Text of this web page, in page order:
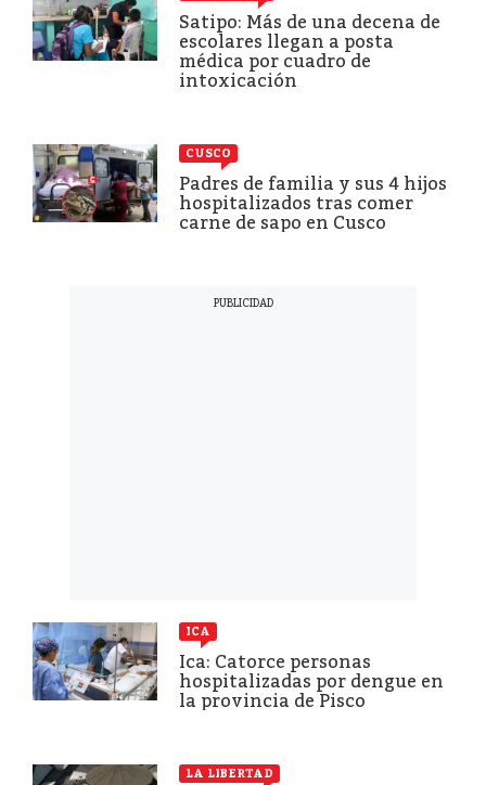
Satipo: Más de una decena de
escolares llegan a posta
médica por cuadro de
intoxicación
CUSCO
Padres de familia y sus 4 hijos
hospitalizados tras comer
carne de sapo en Cusco
ICA
Ica: Catorce personas
hospitalizadas por dengue en
la provincia de Pisco
LA LIBERTAD